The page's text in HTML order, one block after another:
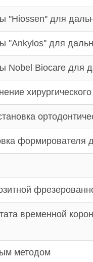
''Hiossen'' для
''Ankylos'' для
Nobel Biocare для
формирователя
временной
методом